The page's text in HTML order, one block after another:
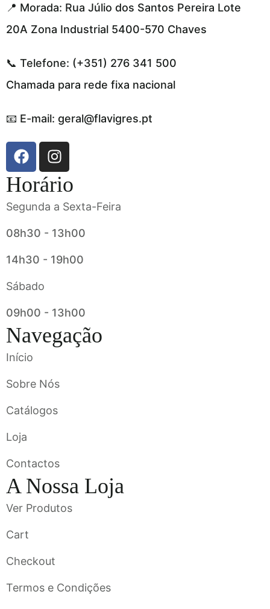
📍 Morada: Rua Júlio dos Santos Pereira Lote
20A Zona Industrial 5400-570 Chaves
📞 Telefone: (+351) 276 341 500
Chamada para rede fixa nacional
📧 E-mail: geral@flavigres.pt
Horário
Segunda a Sexta-Feira
08h30 - 13h00
14h30 - 19h00
Sábado
09h00 - 13h00
Navegação
Início
Sobre Nós
Catálogos
Loja
Contactos
A Nossa Loja
Ver Produtos
Cart
Checkout
Termos e Condições